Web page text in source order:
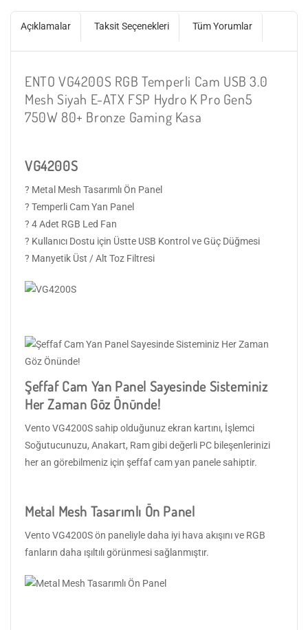
Açıklamalar Taksit Seçenekleri Tüm Yorumlar
ENTO VG4200S RGB Temperli Cam USB 3.0
Mesh Siyah E-ATX FSP Hydro K Pro Gen5
750W 80+ Bronze Gaming Kasa
VG4200S
? Metal Mesh Tasarımlı Ön Panel
? Temperli Cam Yan Panel
? 4 Adet RGB Led Fan
? Kullanıcı Dostu için Üstte USB Kontrol ve Güç Düğmesi
? Manyetik Üst / Alt Toz Filtresi
Şeffaf Cam Yan Panel Sayesinde Sisteminiz
Her Zaman Göz Önünde!
Vento VG4200S sahip olduğunuz ekran kartını, İşlemci
Soğutucunuzu, Anakart, Ram gibi değerli PC bileşenlerinizi
her an görebilmeniz için şeffaf cam yan panele sahiptir.
Metal Mesh Tasarımlı Ön Panel
Vento VG4200S ön paneliyle daha iyi hava akışını ve RGB
fanların daha ışıltılı görünmesi sağlanmıştır.